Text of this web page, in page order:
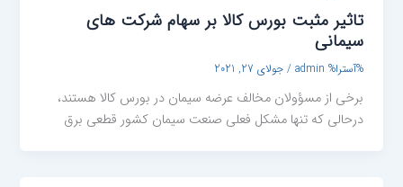
تاثیر مثبت بورس کالا بر سهام شرکت های
سیمانی
%آسترا% admin
/جولای 27, 2021
برخی از مسؤولان مخالف عرضه سیمان در بورس کالا هستند،
درحالی که تنها مشکل فعلی صنعت سیمان کشور قطعی برق